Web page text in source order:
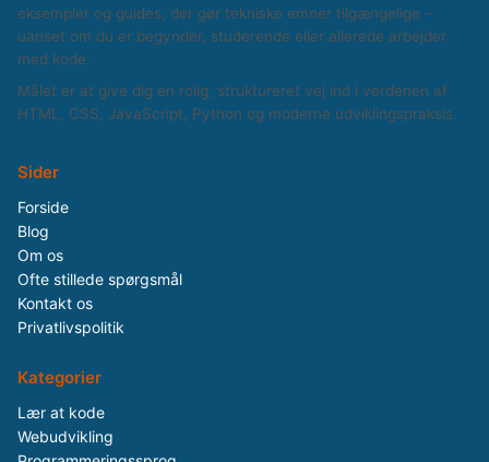
eksempler og guides, der gør tekniske emner tilgængelige –
uanset om du er begynder, studerende eller allerede arbejder
med kode.
Målet er at give dig en rolig, struktureret vej ind i verdenen af
HTML, CSS, JavaScript, Python og moderne udviklingspraksis.
Sider
Forside
Blog
Om os
Ofte stillede spørgsmål
Kontakt os
Privatlivspolitik
Kategorier
Lær at kode
Webudvikling